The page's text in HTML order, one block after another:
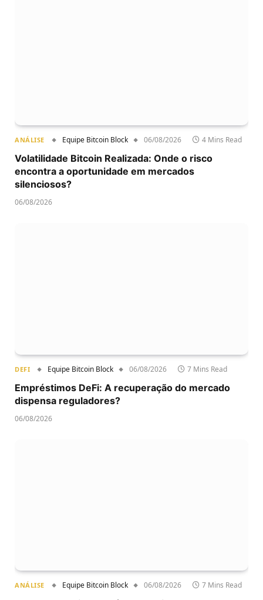
ANÁLISE Equipe Bitcoin Block 06/08/2026 4 Mins Read
Volatilidade Bitcoin Realizada: Onde o risco
encontra a oportunidade em mercados
silenciosos?
06/08/2026
DEFI Equipe Bitcoin Block 06/08/2026 7 Mins Read
Empréstimos DeFi: A recuperação do mercado
dispensa reguladores?
06/08/2026
ANÁLISE Equipe Bitcoin Block 06/08/2026 7 Mins Read